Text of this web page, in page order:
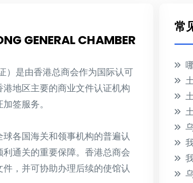
GENERAL CHAMBER
）是由香港总商会作为国际认可
地区主要的商业文件认证机构
签服务。
各国海关和领事机构的普遍认
通关的重要保障。香港总商会
，并可协助办理后续的使馆认
常
土
乌
我
我